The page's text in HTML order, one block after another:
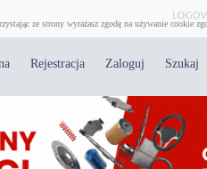
ze strony wyrażasz zgodę na używanie cookie
Rejestracja Zaloguj Szukaj